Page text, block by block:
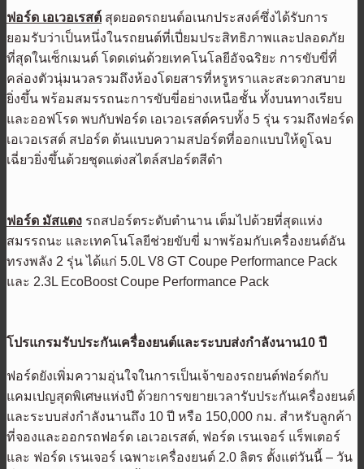
ฟอร์ด เอเวอเรสต์ สุดยอดรถยนต์อเนกประสงค์ซึ่งได้รับการ
ยอมรับว่าเป็นหนึ่งในรถยนต์ที่เปี่ยมประสิทธิภาพและปลอดภัย
ที่สุดในเซ็กเมนต์ โดดเด่นด้วยเทคโนโลยีอัจฉริยะ การขับขี่ที่
คล่องตัวนุ่มนวลรวมถึงห้องโดยสารที่หรูหราและสะดวกสบาย
ยิ่งขึ้น พร้อมสมรรถนะการขับขี่อย่างเหนือชั้น ทั้งบนทางเรียบ
และออฟโรด พบกับฟอร์ด เอเวอเรสต์ครบทั้ง 5 รุ่น รวมถึงฟอร์ด
เอเวอเรสต์ สปอร์ต ต้นแบบความสปอร์ตที่ออกแบบให้ดูโฉบ
เฉี่ยวยิ่งขึ้นด้วยชุดแต่งสไตล์สปอร์ตสีดำ
ฟอร์ด มัสแตง รถสปอร์ตระดับตำนาน เต็มไปด้วยที่สุดแห่ง
สมรรถนะ และเทคโนโลยีช่วยขับขี่ มาพร้อมกับเครื่องยนต์อัน
ทรงพลัง 2 รุ่น ได้แก่ 5.0L V8 GT Coupe Performance Pack
และ 2.3L EcoBoost Coupe Performance Pack
โปรแกรมรับประกันเครื่องยนต์และระบบส่งกำลังนาน10 ปี
ฟอร์ดยังเพิ่มความอุ่นใจในการเป็นเจ้าของรถยนต์ฟอร์ดกับ
แคมเปญสุดพิเศษแห่งปี ด้วยการขยายเวลารับประกันเครื่องยนต์
และระบบส่งกำลังนานถึง 10 ปี หรือ 150,000 กม. สำหรับลูกค้า
ที่จองและออกรถฟอร์ด เอเวอเรสต์, ฟอร์ด เรนเจอร์ แร็พเตอร์
และ ฟอร์ด เรนเจอร์ เฉพาะเครื่องยนต์ 2.0 ลิตร ตั้งแต่วันนี้ – วัน